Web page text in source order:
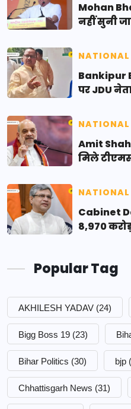
Mohan
नहीं सुनी
NATIONAL
Bankipur
पर JDU
NATIONAL
Amit
मिले
NATIONAL
Cabinet
8,970
Popular Tag
AKHILESH YADAV (24)
Bigg Boss 19 (23)
Bihar Politics (30) bjp
Chhattisgarh News (31)